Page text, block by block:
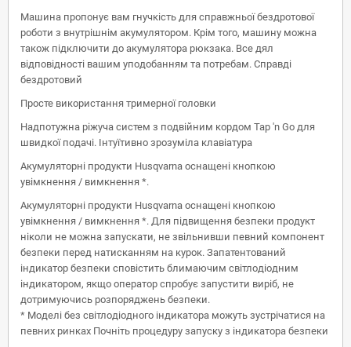
Машина пропонує вам гнучкість для справжньої бездротової
роботи з внутрішнім акумулятором. Крім того, машину можна
також підключити до акумулятора рюкзака. Все дял
відповідності вашим уподобанням та потребам. Справді
бездротовий
Просте використання тримерної головки
Надпотужна ріжуча систем з подвійним кордом Tap 'n Go для
швидкої подачі. Інтуїтивно зрозуміла клавіатура
Акумуляторні продукти Husqvarna оснащені кнопкою
увімкнення / вимкнення *.
Акумуляторні продукти Husqvarna оснащені кнопкою
увімкнення / вимкнення *. Для підвищення безпеки продукт
ніколи не можна запускати, не звільнивши певний компонент
безпеки перед натисканням на курок. Запатентований
індикатор безпеки сповістить блимаючим світлодіодним
індикатором, якщо оператор спробує запустити виріб, не
дотримуючись розпоряджень безпеки.
* Моделі без світлодіодного індикатора можуть зустрічатися на
певних ринках Почніть процедуру запуску з індикатора безпеки